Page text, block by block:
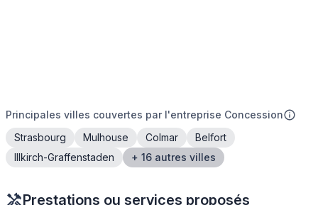
Principales villes couvertes par l'entreprise Concession
Strasbourg
Mulhouse Colmar
Belfort
Illkirch-Graffenstaden
+ 16 autres villes
Prestations ou services proposés